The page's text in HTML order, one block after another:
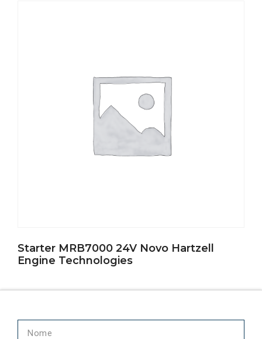
Starter MRB7000 24V Novo Hartzell
Engine Technologies